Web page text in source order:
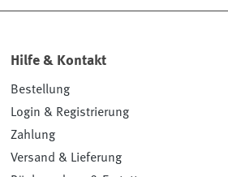
Hilfe & Kontakt
Bestellung
Login & Registrierung
Zahlung
Versand & Lieferung